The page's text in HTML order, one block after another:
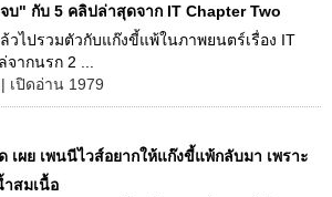
บ" กับ 5 คลิปล่าสุดจาก IT Chapter Two
ไปรวมตัวกับแก๊งขี้แพ้ในภาพยนตร์เรื่อง IT
ากนรก 2 ...
เปิดอ่าน 1979
เผย เพนนีไวส์อยากให้แก๊งขี้แพ้กลับมา เพราะ
สมเนื้อ